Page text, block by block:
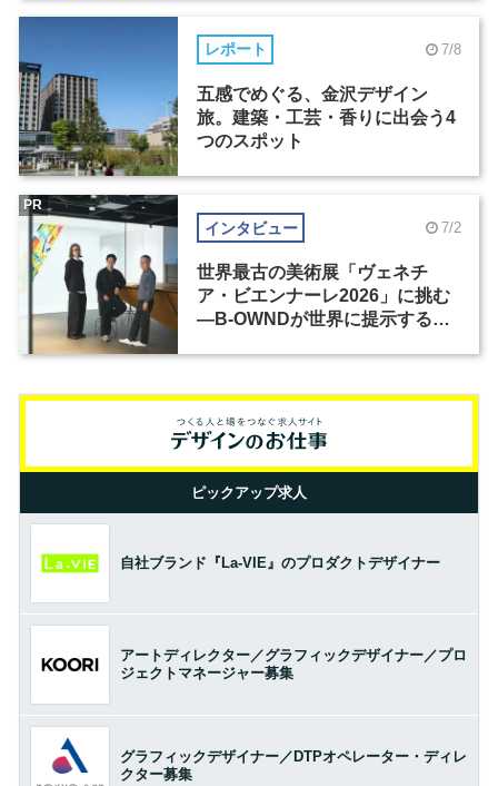
レポート 7/8
五感でめぐる、金沢デザイン
旅。建築・工芸・香りに出会う4
つのスポット
インタビュー 7/2
世界最古の美術展「ヴェネチ
ア・ビエンナーレ2026」に挑む
―B-OWNDが世界に提示する美
PR
ピックアップ求人
自社ブランド『La-VIE』のプロダクトデザイナー
アートディレクター／グラフィックデザイナー／プロ
ジェクトマネージャー募集
グラフィックデザイナー／DTPオペレーター・ディレ
クター募集